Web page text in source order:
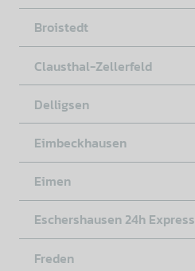
Broistedt
Clausthal-Zellerfeld
Delligsen
Eimbeckhausen
Eimen
Eschershausen 24h Express
Freden